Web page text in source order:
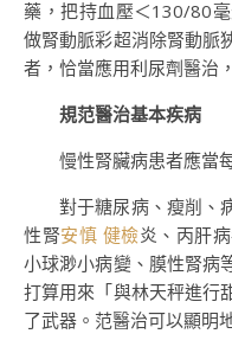
藥，把持血壓＜130/80
做腎動脈彩超消除腎動脈
者，恰當應用利尿劑醫治
規范醫治基本疾病
慢性腎臟病患者應當
對于糖尿病、瘦削、
性腎安慎 健檢炎、丙肝
小球渺小病變、膜性腎病
打算用來「與林天秤進行
了武器。范醫治可以顯明